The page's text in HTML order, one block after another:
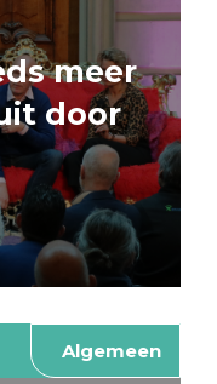
meer
door
Algemeen